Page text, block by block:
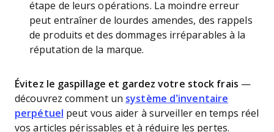
étape de leurs opérations. La moindre erreur
peut entraîner de lourdes amendes, des rappels
de produits et des dommages irréparables à la
réputation de la marque.
Évitez le gaspillage et gardez votre stock frais —
découvrez comment un système d’inventaire
perpétuel peut vous aider à surveiller en temps réel
vos articles périssables et à réduire les pertes.